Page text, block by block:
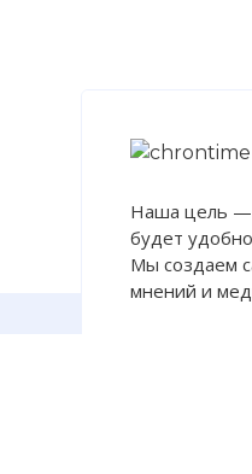
Наша цель —
будет
Мы создаем
мнений и